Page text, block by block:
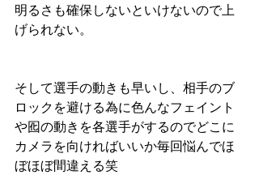
明るさも確保しないといけないので上
げられない。
そして選手の動きも早いし、相手のブ
ロックを避ける為に色んなフェイント
や囮の動きを各選手がするのでどこに
カメラを向ければいいか毎回悩んでほ
ぼほぼ間違える笑